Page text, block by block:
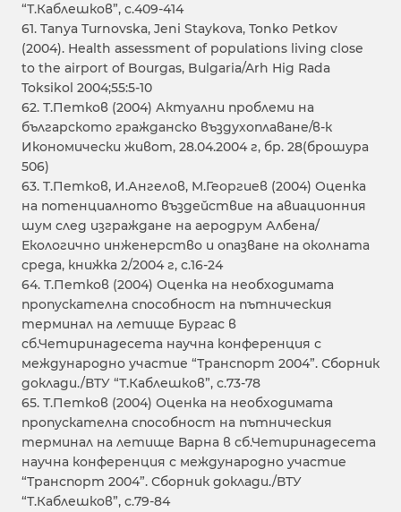
“Т.Каблешков”, с.409-414
61. Tanya Turnovska, Jeni Staykova, Tonko Petkov
(2004). Health assessment of populations living close
to the airport of Bourgas, Bulgaria/Arh Hig Rada
Toksikol 2004;55:5-10
62. Т.Петков (2004) Актуални проблеми на
българското гражданско въздухоплаване/в-к
Икономически живот, 28.04.2004 г, бр. 28(брошура
506)
63. T.Петков, И.Ангелов, М.Георгиев (2004) Оценка
на потенциалното въздействие на авиационния
шум след изграждане на аеродрум Албена/
Екологично инженерство и опазване на околната
среда, книжка 2/2004 г, с.16-24
64. Т.Петков (2004) Оценка на необходимата
пропускателна способност на пътническия
терминал на летище Бургас в
сб.Четиринадесета научна конференция с
международно участие “Транспорт 2004”. Сборник
доклади./ВТУ “Т.Каблешков”, с.73-78
65. Т.Петков (2004) Оценка на необходимата
пропускателна способност на пътническия
терминал на летище Варна в сб.Четиринадесета
научна конференция с международно участие
“Транспорт 2004”. Сборник доклади./ВТУ
“Т.Каблешков”, с.79-84